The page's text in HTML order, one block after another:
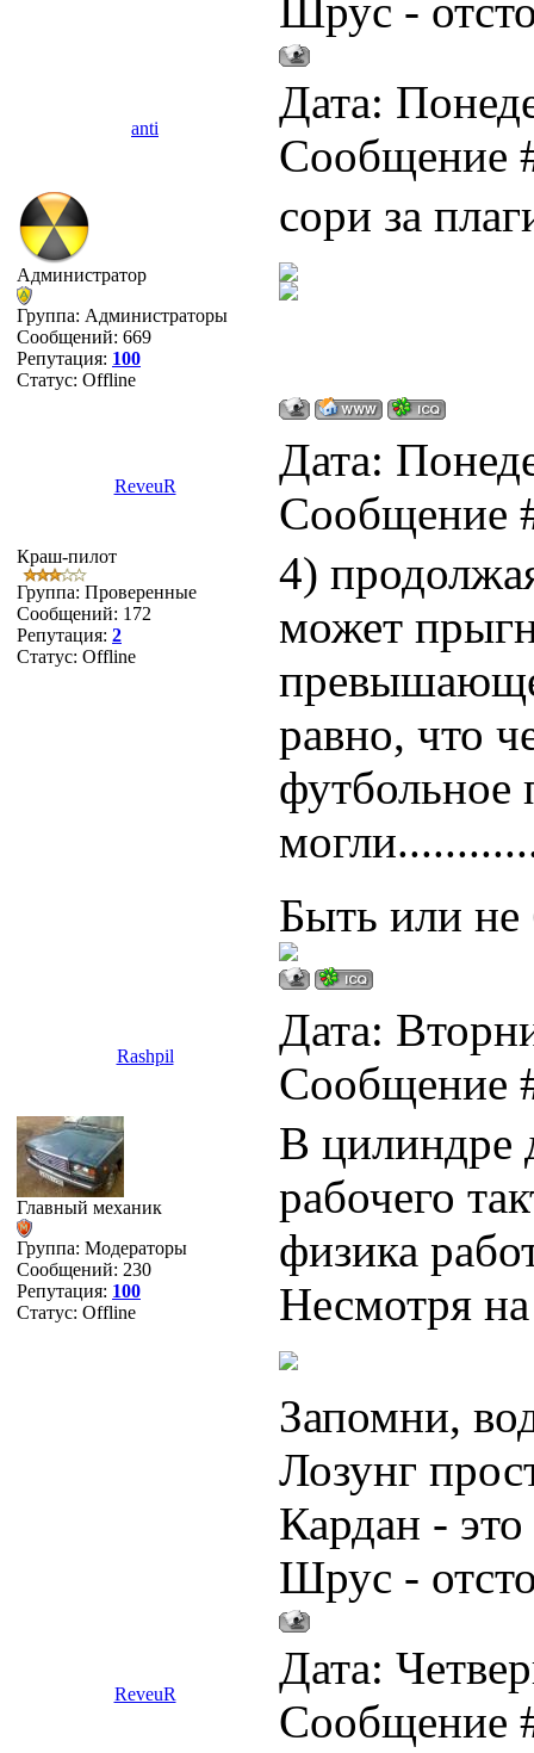
Шрус -
anti
Дата:
Сообщение
Администратор
Группа: Администраторы
Сообщений: 669
Репутация: 100
Статус: Offline
сори за
ReveuR
Дата:
Сообщение
Краш-пилот
Группа: Проверенные
Сообщений: 172
Репутация: 2
Статус: Offline
4)
может
равно, что
футбольное
Быть или не
Rashpil
Дата:
Сообщение
Главный механик
Группа: Модераторы
Сообщений: 230
Репутация: 100
Статус: Offline
В цилиндре
рабочего
физика
Несмотря на
Запомни,
Лозунг
Кардан - это
Шрус -
ReveuR
Дата:
Сообщение